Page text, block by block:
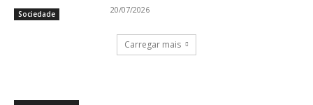
Sociedade 20/07/2026
Carregar mais